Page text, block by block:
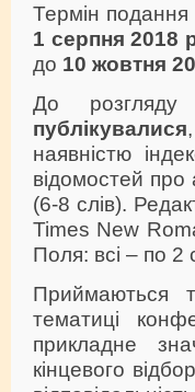
Термін подання
1 серпня 2018
до 10 жовтня
До
публікувалися
наявністю
відомостей про
(6-8 слів).
Times New
Поля: всі – по 2
Приймаються
тематиці
прикладне
кінцевого